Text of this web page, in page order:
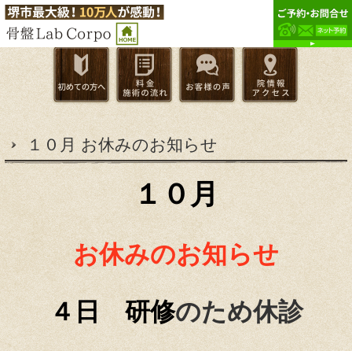
１０月 お休みのお知らせ
１０月
お休みのお知らせ
４日 研修のため休診